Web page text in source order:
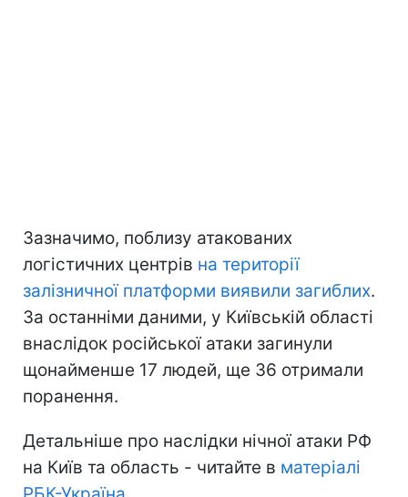
Зазначимо, поблизу атакованих
логістичних центрів на території
залізничної платформи виявили загиблих.
За останніми даними, у Київській області
внаслідок російської атаки загинули
щонайменше 17 людей, ще 36 отримали
поранення.
Детальніше про наслідки нічної атаки РФ
на Київ та область - читайте в матеріалі